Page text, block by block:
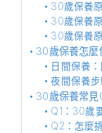
30歲保養
30歲保養
30歲保養
30歲保養怎麼
日間保養
夜間保養
30歲保養常見
Q1：30歲
Q2：怎麼